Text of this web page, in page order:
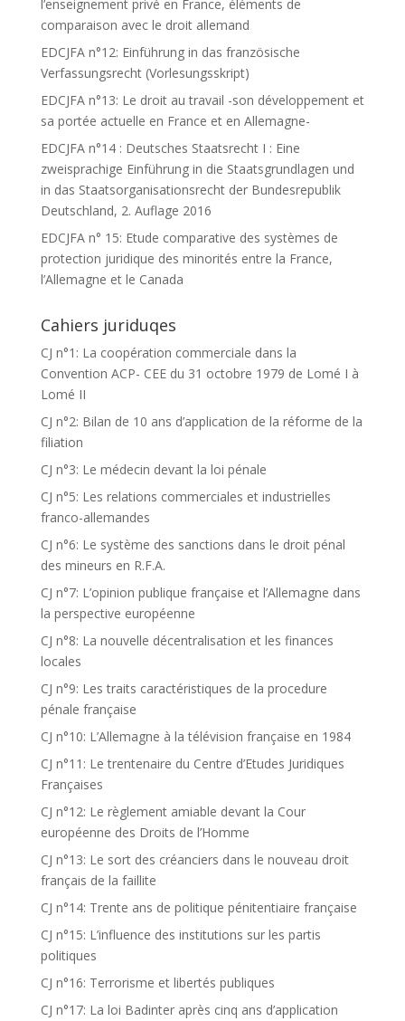
l’enseignement privé en France, éléments de
comparaison avec le droit allemand
EDCJFA n°12: Einführung in das französische
Verfassungsrecht (Vorlesungsskript)
EDCJFA n°13: Le droit au travail -son développement et
sa portée actuelle en France et en Allemagne-
EDCJFA n°14 : Deutsches Staatsrecht I : Eine
zweisprachige Einführung in die Staatsgrundlagen und
in das Staatsorganisationsrecht der Bundesrepublik
Deutschland, 2. Auflage 2016
EDCJFA n° 15: Etude comparative des systèmes de
protection juridique des minorités entre la France,
l’Allemagne et le Canada
Cahiers juriduqes
CJ n°1: La coopération commerciale dans la
Convention ACP- CEE du 31 octobre 1979 de Lomé I à
Lomé II
CJ n°2: Bilan de 10 ans d’application de la réforme de la
filiation
CJ n°3: Le médecin devant la loi pénale
CJ n°5: Les relations commerciales et industrielles
franco-allemandes
CJ n°6: Le système des sanctions dans le droit pénal
des mineurs en R.F.A.
CJ n°7: L’opinion publique française et l’Allemagne dans
la perspective européenne
CJ n°8: La nouvelle décentralisation et les finances
locales
CJ n°9: Les traits caractéristiques de la procedure
pénale française
CJ n°10: L’Allemagne à la télévision française en 1984
CJ n°11: Le trentenaire du Centre d’Etudes Juridiques
Françaises
CJ n°12: Le règlement amiable devant la Cour
européenne des Droits de l’Homme
CJ n°13: Le sort des créanciers dans le nouveau droit
français de la faillite
CJ n°14: Trente ans de politique pénitentiaire française
CJ n°15: L’influence des institutions sur les partis
politiques
CJ n°16: Terrorisme et libertés publiques
CJ n°17: La loi Badinter après cinq ans d’application